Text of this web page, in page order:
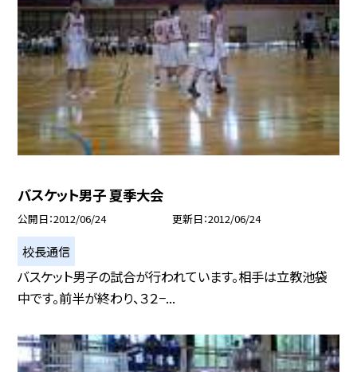
バスケット男子 夏季大会
公開日 2012/06/24 更新日 2012/06/24
校長通信
バスケット男子の試合が行われています。相手は立教池袋
中です。前半が終わり、３２−...